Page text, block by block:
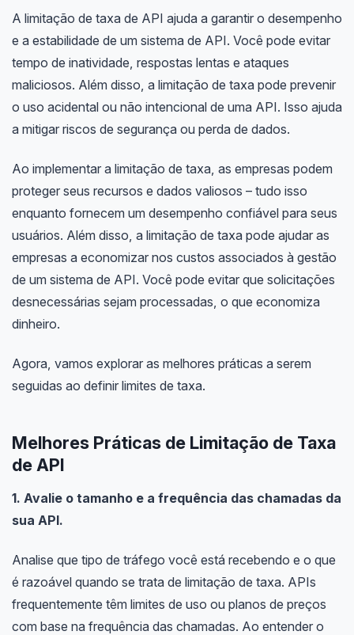
A limitação de taxa de API ajuda a garantir o desempenho
e a estabilidade de um sistema de API. Você pode evitar
tempo de inatividade, respostas lentas e ataques
maliciosos. Além disso, a limitação de taxa pode prevenir
o uso acidental ou não intencional de uma API. Isso ajuda
a mitigar riscos de segurança ou perda de dados.
Ao implementar a limitação de taxa, as empresas podem
proteger seus recursos e dados valiosos – tudo isso
enquanto fornecem um desempenho confiável para seus
usuários. Além disso, a limitação de taxa pode ajudar as
empresas a economizar nos custos associados à gestão
de um sistema de API. Você pode evitar que solicitações
desnecessárias sejam processadas, o que economiza
dinheiro.
Agora, vamos explorar as melhores práticas a serem
seguidas ao definir limites de taxa.
Melhores Práticas de Limitação de Taxa
de API
1. Avalie o tamanho e a frequência das chamadas da
sua API.
Analise que tipo de tráfego você está recebendo e o que
é razoável quando se trata de limitação de taxa. APIs
frequentemente têm limites de uso ou planos de preços
com base na frequência das chamadas. Ao entender o